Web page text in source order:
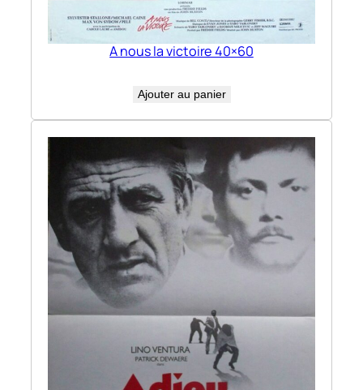
A nous la victoire 40×60
Ajouter au panier